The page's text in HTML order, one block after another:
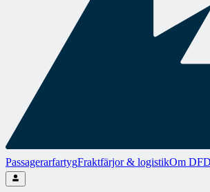
PassagerarfartygFraktfärjor & logistikOm